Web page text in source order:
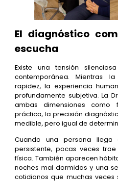
El diagnóstico
escucha
Existe una tensión
contemporánea. Mientras
rapidez, la experiencia
profundamente subjetiva. La
ambas dimensiones como
práctica, la precisión
medible, pero igual de
Cuando una persona
persistente, pocas veces
física. También aparecen
noches mal dormidas y una
cotidianos que muchas veces